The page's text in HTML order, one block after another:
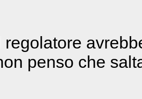
regolatore
penso che